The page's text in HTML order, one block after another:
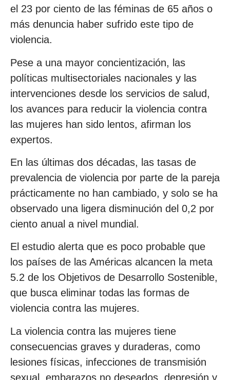
el 23 por ciento de las féminas de 65 años o
más denuncia haber sufrido este tipo de
violencia.
Pese a una mayor concientización, las
políticas multisectoriales nacionales y las
intervenciones desde los servicios de salud,
los avances para reducir la violencia contra
las mujeres han sido lentos, afirman los
expertos.
En las últimas dos décadas, las tasas de
prevalencia de violencia por parte de la pareja
prácticamente no han cambiado, y solo se ha
observado una ligera disminución del 0,2 por
ciento anual a nivel mundial.
El estudio alerta que es poco probable que
los países de las Américas alcancen la meta
5.2 de los Objetivos de Desarrollo Sostenible,
que busca eliminar todas las formas de
violencia contra las mujeres.
La violencia contra las mujeres tiene
consecuencias graves y duraderas, como
lesiones físicas, infecciones de transmisión
sexual, embarazos no deseados, depresión y,